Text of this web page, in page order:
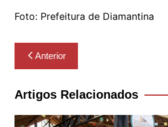
Foto: Prefeitura de Diamantina
Navegação
de
Post
Anterior
Artigos Relacionados